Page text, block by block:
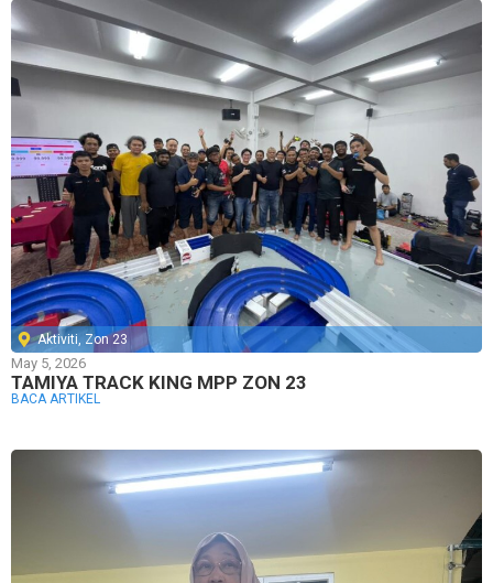
Aktiviti, Zon 23
May 5, 2026
TAMIYA TRACK KING MPP ZON 23
BACA ARTIKEL